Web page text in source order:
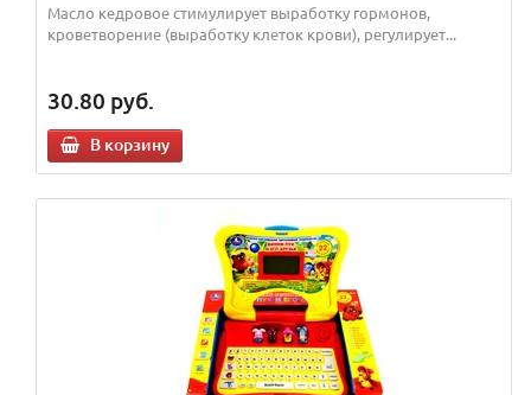
Масло кедровое стимулирует выработку гормонов,
кроветворение (выработку клеток крови), регулирует...
30.80 руб.
В корзину